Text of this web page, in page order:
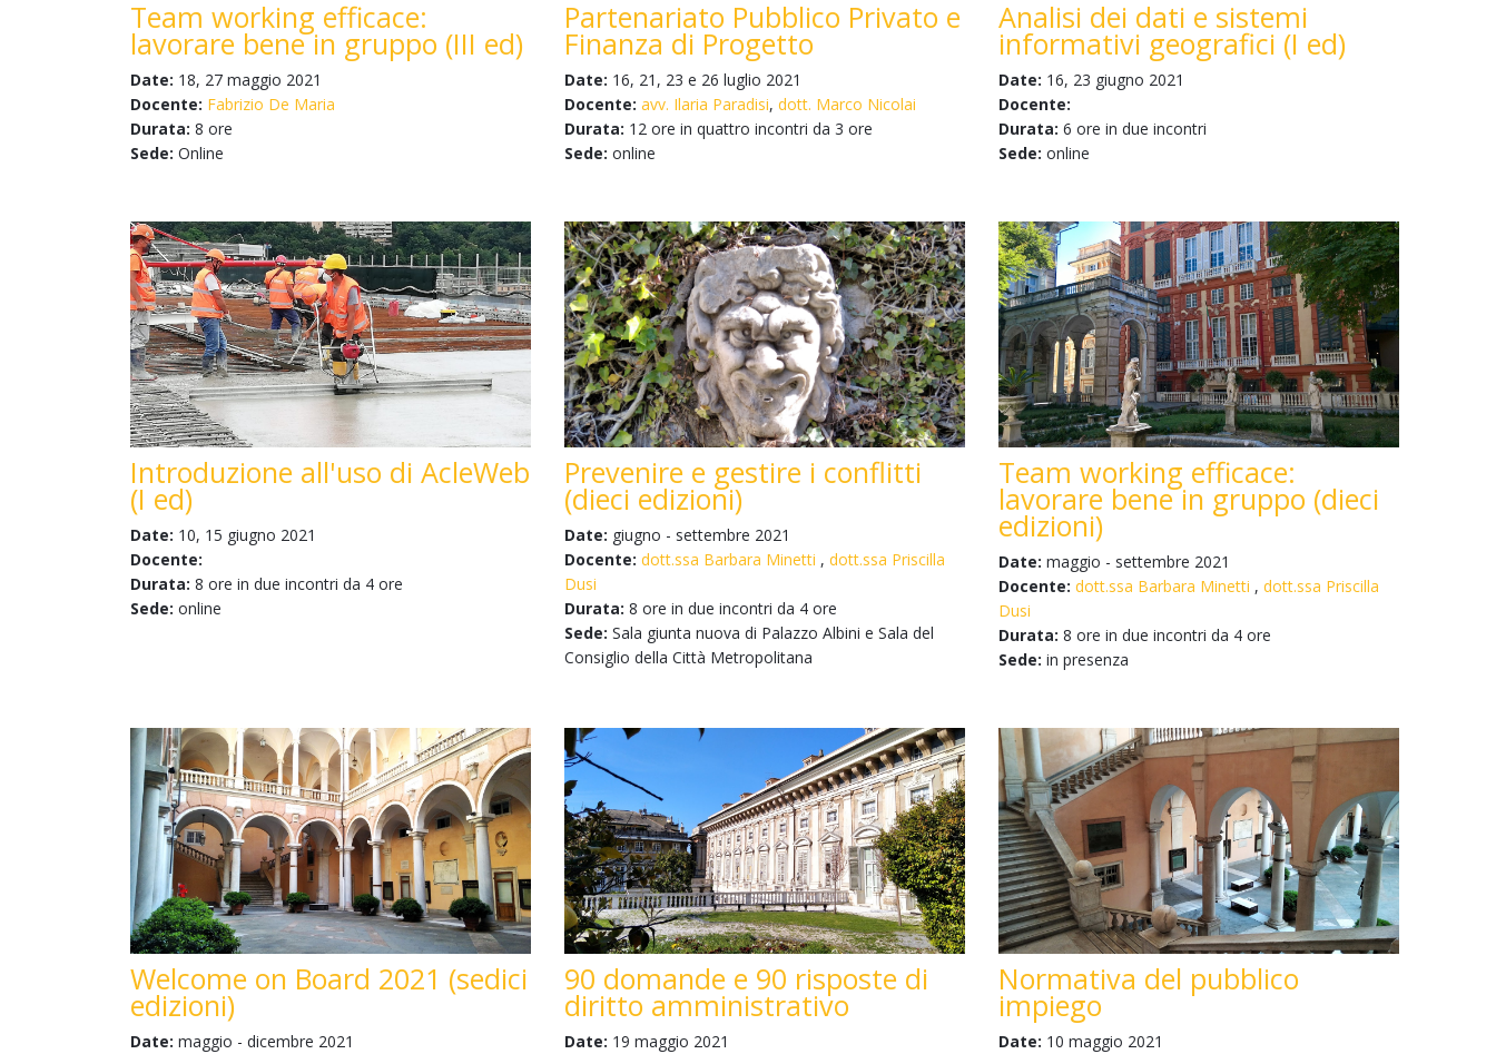
Team working efficace:
lavorare bene in gruppo (III ed)
Date: 18, 27 maggio 2021
Docente: Fabrizio De Maria
Durata: 8 ore
Sede: Online
Partenariato Pubblico Privato e
Finanza di Progetto
Date: 16, 21, 23 e 26 luglio 2021
Docente: avv. Ilaria Paradisi, dott. Marco Nicolai
Durata: 12 ore in quattro incontri da 3 ore
Sede: online
Analisi dei dati e sistemi
informativi geografici (I ed)
Date: 16, 23 giugno 2021
Docente:
Durata: 6 ore in due incontri
Sede: online
Introduzione all'uso di AcleWeb
(I ed)
Date: 10, 15 giugno 2021
Docente:
Durata: 8 ore in due incontri da 4 ore
Sede: online
Prevenire e gestire i conflitti
(dieci edizioni)
Date: giugno - settembre 2021
Docente: dott.ssa Barbara Minetti , dott.ssa Priscilla
Dusi
Durata: 8 ore in due incontri da 4 ore
Sede: Sala giunta nuova di Palazzo Albini e Sala del
Consiglio della Città Metropolitana
Team working efficace:
lavorare bene in gruppo (dieci
edizioni)
Date: maggio - settembre 2021
Docente: dott.ssa Barbara Minetti , dott.ssa Priscilla
Dusi
Durata: 8 ore in due incontri da 4 ore
Sede: in presenza
Welcome on Board 2021 (sedici
edizioni)
Date: maggio - dicembre 2021
90 domande e 90 risposte di
diritto amministrativo
Date: 19 maggio 2021
Normativa del pubblico
impiego
Date: 10 maggio 2021